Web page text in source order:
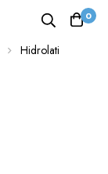
0
Hidrolati